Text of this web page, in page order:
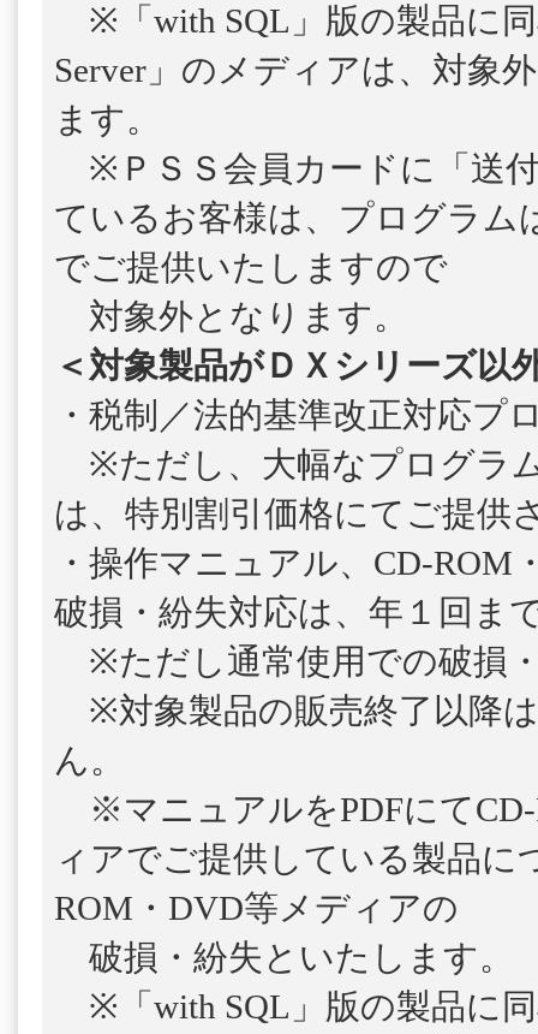
※「with SQL」版の製品に
Server」のメディアは、対象
ます。
※ＰＳＳ会員カードに「送
ているお客様は、プログラム
でご提供いたしますので
対象外となります。
＜対象製品がＤＸシリーズ以
・税制／法的基準改正対応プ
※ただし、大幅なプログラ
は、特別割引価格にてご提供
・操作マニュアル、CD-ROM
破損・紛失対応は、年１回ま
※ただし通常使用での破損
※対象製品の販売終了以降
ん。
※マニュアルをPDFにてCD-
ィアでご提供している製品に
ROM・DVD等メディアの
破損・紛失といたします。
※「with SQL」版の製品に